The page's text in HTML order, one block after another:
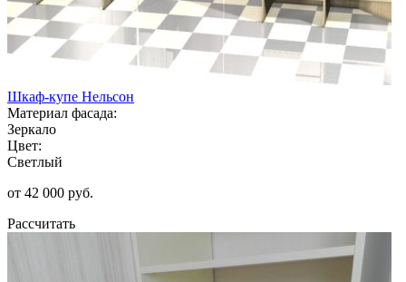
Шкаф-купе Нельсон
Материал фасада:
Зеркало
Цвет:
Светлый
от 42 000 руб.
Рассчитать